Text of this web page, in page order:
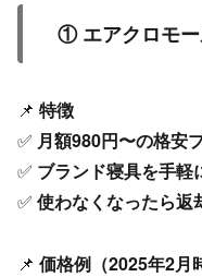
① エアクロモ
📌 特徴
✅ 月額980円〜の格安
✅ ブランド寝具を手軽
✅ 使わなくなったら
📌 価格例（2025年2月